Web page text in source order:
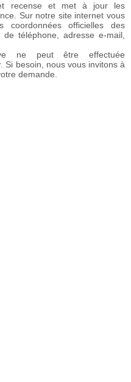
recense et met à jour les
Sur notre site internet vous
coordonnées officielles des
téléphone, adresse e-mail,
ne peut être effectuée
Si besoin, nous vous invitons à
demande.